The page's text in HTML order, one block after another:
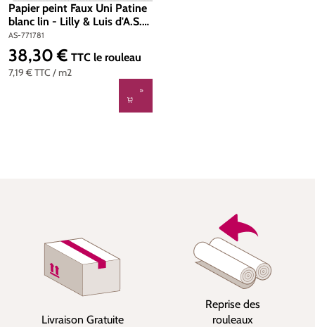
Papier peint Faux Uni Patine
blanc lin - Lilly & Luis d'A.S.
Création | Réf. AS-771781
AS-771781
7,19 €TTC / m2
Prix régulier :
38,30 € TTC le rouleau
Livraison Gratuite
Reprise des
rouleaux